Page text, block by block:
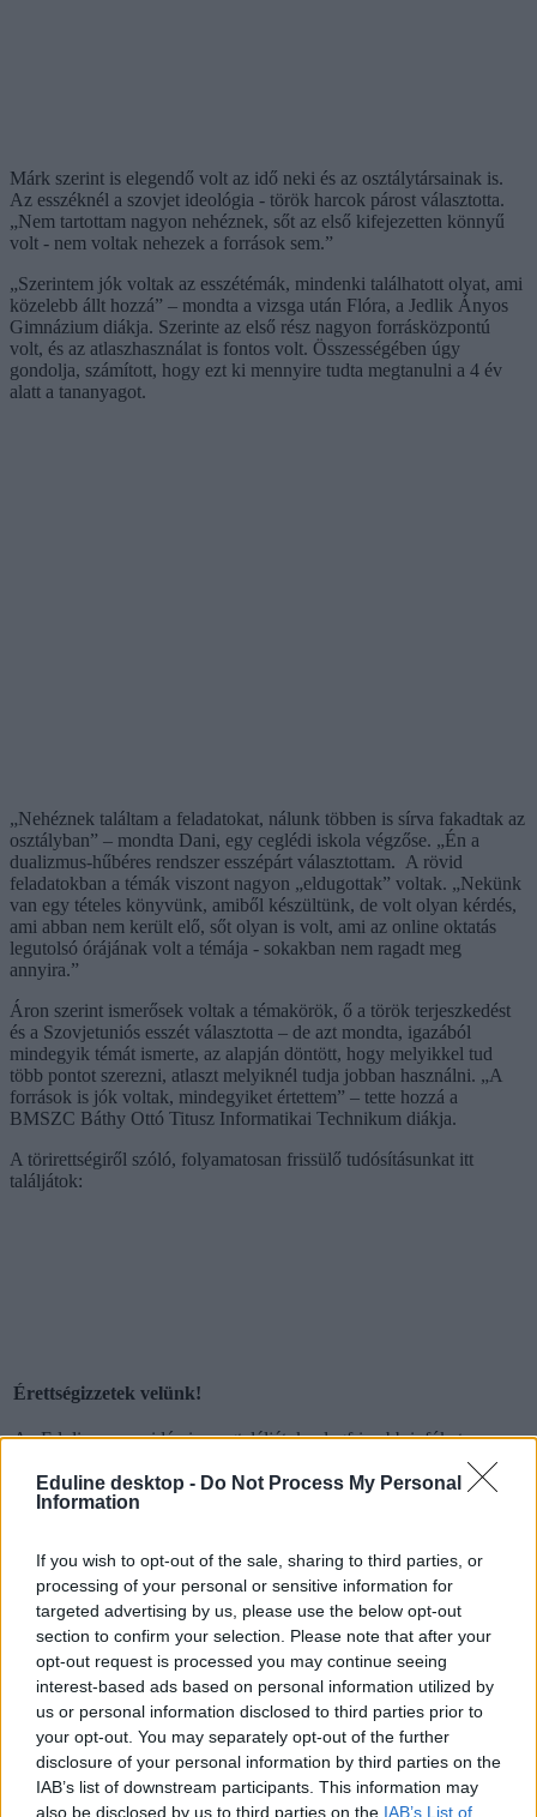
Eduline desktop - Do Not Process My Personal
Information
If you wish to opt-out of the sale, sharing to third parties, or
processing of your personal or sensitive information for
targeted advertising by us, please use the below opt-out
section to confirm your selection. Please note that after your
opt-out request is processed you may continue seeing
interest-based ads based on personal information utilized by
us or personal information disclosed to third parties prior to
your opt-out. You may separately opt-out of the further
disclosure of your personal information by third parties on the
IAB’s list of downstream participants. This information may
also be disclosed by us to third parties on the IAB’s List of
Márk szerint is elegendő volt az idő neki és az osztálytársainak is.
Az esszéknél a szovjet ideológia - török harcok párost választotta.
„Nem tartottam nagyon nehéznek, sőt az első kifejezetten könnyű
volt - nem voltak nehezek a források sem.”
„Szerintem jók voltak az esszétémák, mindenki találhatott olyat, ami
közelebb állt hozzá” – mondta a vizsga után Flóra, a Jedlik Ányos
Gimnázium diákja. Szerinte az első rész nagyon forrásközpontú
volt, és az atlaszhasználat is fontos volt. Összességében úgy
gondolja, számított, hogy ezt ki mennyire tudta megtanulni a 4 év
alatt a tananyagot.
„Nehéznek találtam a feladatokat, nálunk többen is sírva fakadtak az
osztályban” – mondta Dani, egy ceglédi iskola végzőse. „Én a
dualizmus-hűbéres rendszer esszépárt választottam. A rövid
feladatokban a témák viszont nagyon „eldugottak” voltak. „Nekünk
van egy tételes könyvünk, amiből készültünk, de volt olyan kérdés,
ami abban nem került elő, sőt olyan is volt, ami az online oktatás
legutolsó órájának volt a témája - sokakban nem ragadt meg
annyira.”
Áron szerint ismerősek voltak a témakörök, ő a török terjeszkedést
és a Szovjetuniós esszét választotta – de azt mondta, igazából
mindegyik témát ismerte, az alapján döntött, hogy melyikkel tud
több pontot szerezni, atlaszt melyiknél tudja jobban használni. „A
források is jók voltak, mindegyiket értettem” – tette hozzá a
BMSZC Báthy Ottó Titusz Informatikai Technikum diákja.
A törirettségiről szóló, folyamatosan frissülő tudósításunkat itt
találjátok:
Érettségizzetek velünk!
Az Eduline-on az idén is megtaláljátok a legfrissebb infókat az
legfontosabb hírekről, megtudhatjátok, milyen feladatokat kell
megoldaniuk a középszinten vizsgázóknak, de az emelt szintű
És ami a legfontosabb: az írásbeli után nálunk nézhetitek át először
a szaktanárok által kidolgozott, nem hivatalos megoldásokat.
Délutánonként arról olvashattok, hogy mit gondolnak a tanárok és
a vizsgázók a feladatsorokról, és persze ti is leírhatjátok
véleményeteket kommentben, sőt a szaktanároktól is kérdezhettek.
Ha elsőként szeretnétek megkapni a megoldásokat,lájkoljátok
Facebook-oldalunkat ,itt pedig feliratkozhattok hírlevelünkre
2021-es érettségirőlitt találjátok legfrissebb cikkeinket.